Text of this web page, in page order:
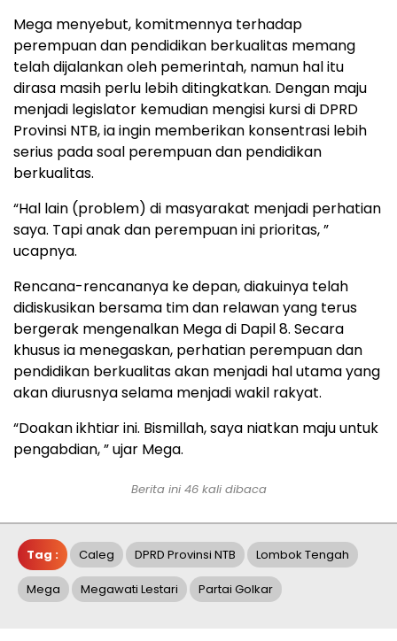
Mega menyebut, komitmennya terhadap
perempuan dan pendidikan berkualitas memang
telah dijalankan oleh pemerintah, namun hal itu
dirasa masih perlu lebih ditingkatkan. Dengan maju
menjadi legislator kemudian mengisi kursi di DPRD
Provinsi NTB, ia ingin memberikan konsentrasi lebih
serius pada soal perempuan dan pendidikan
berkualitas.
“Hal lain (problem) di masyarakat menjadi perhatian
saya. Tapi anak dan perempuan ini prioritas, ”
ucapnya.
Rencana-rencananya ke depan, diakuinya telah
didiskusikan bersama tim dan relawan yang terus
bergerak mengenalkan Mega di Dapil 8. Secara
khusus ia menegaskan, perhatian perempuan dan
pendidikan berkualitas akan menjadi hal utama yang
akan diurusnya selama menjadi wakil rakyat.
“Doakan ikhtiar ini. Bismillah, saya niatkan maju untuk
pengabdian, ” ujar Mega.
Berita ini 46 kali dibaca
Tag : Caleg DPRD Provinsi NTB Lombok Tengah
Mega Megawati Lestari Partai Golkar